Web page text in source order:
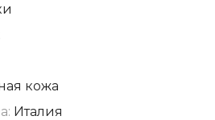
кожа
Италия